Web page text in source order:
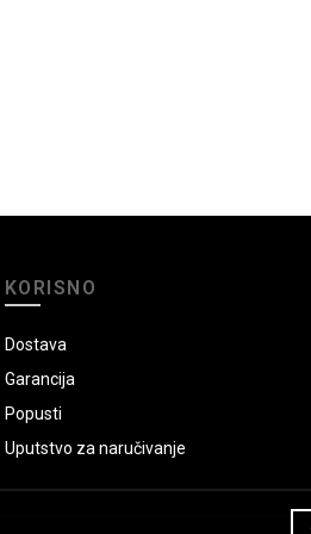
KORISNO
Dostava
Garancija
Popusti
Uputstvo za naručivanje